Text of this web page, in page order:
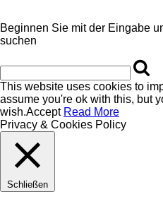
Beginnen Sie mit der Eingabe
suchen
This website uses cookies to
assume you're ok with this, but
wish.Accept Read More
Privacy & Cookies Policy
Schließen